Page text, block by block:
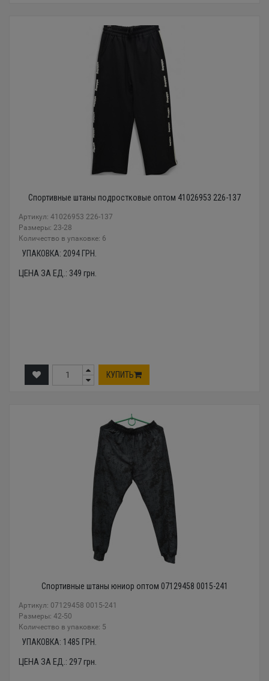
Спортивные штаны подростковые оптом 41026953 226-137
Артикул: 41026953 226-137
Размеры: 23-28
Количество в упаковке: 6
УПАКОВКА: 2094 ГРН.
ЦЕНА ЗА ЕД.: 349 грн.
КУПИТЬ
Спортивные штаны юниор оптом 07129458 0015-241
Артикул: 07129458 0015-241
Размеры: 42-50
Количество в упаковке: 5
УПАКОВКА: 1485 ГРН.
ЦЕНА ЗА ЕД.: 297грн.